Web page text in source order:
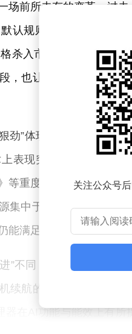
场前所未有的变革。过
认规则。然而，随着
入市场，这种固有认
，也让消费者陷入甜蜜
劲”体现在对游戏场景的
表现突出，高帧率游
等重度游戏的用户而言
集中于玩家最易感知的
能满足多数用户一天一充
”不同，红米Turbo 5
续航的认知，尤其适合
器在AI功能与能效上有
关注公众号